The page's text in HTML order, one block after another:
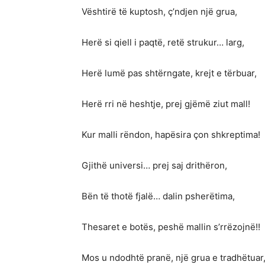
Vështirë të kuptosh, ç’ndjen një grua,
Herë si qiell i paqtë, retë strukur… larg,
Herë lumë pas shtërngate, krejt e tërbuar,
Herë rri në heshtje, prej gjëmë ziut mall!
Kur malli rëndon, hapësira çon shkreptima!
Gjithë universi… prej saj drithëron,
Bën të thotë fjalë… dalin psherëtima,
Thesaret e botës, peshë mallin s’rrëzojnë!!
Mos u ndodhtë pranë, një grua e tradhëtuar,